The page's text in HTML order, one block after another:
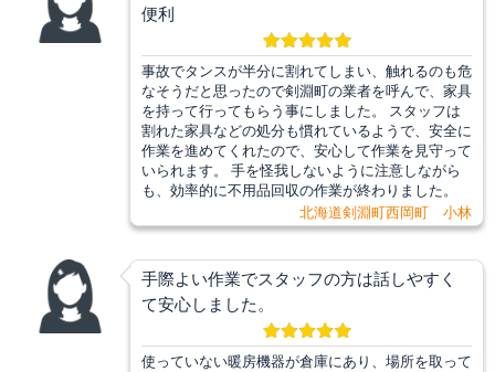
便利
事故でタンスが半分に割れてしまい、触れるのも危
なそうだと思ったので剣淵町の業者を呼んで、家具
を持って行ってもらう事にしました。 スタッフは
割れた家具などの処分も慣れているようで、安全に
作業を進めてくれたので、安心して作業を見守って
いられます。 手を怪我しないように注意しながら
も、効率的に不用品回収の作業が終わりました。
北海道剣淵町西岡町 小林
手際よい作業でスタッフの方は話しやすく
て安心しました。
使っていない暖房機器が倉庫にあり、場所を取って